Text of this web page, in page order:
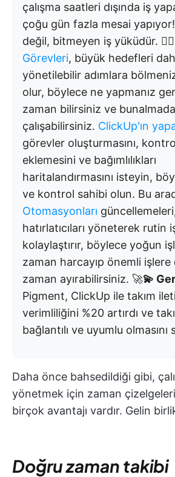
çalışma saatleri dışında iş
çoğu gün fazla mesai
değil, bitmeyen iş yüküdür. 😵‍💫
Görevleri, büyük hedefleri
yönetilebilir adımlara
olur, böylece ne yapmanız
zaman bilirsiniz ve
çalışabilirsiniz. ClickUp'ın
görevler oluşturmasını,
eklemesini ve bağımlılıkları
haritalandırmasını isteyin,
ve kontrol sahibi olun. Bu
Otomasyonları
hatırlatıcıları yöneterek rutin
kolaylaştırır, böylece yoğun
zaman harcayıp önemli
zaman ayırabilirsiniz. 🚀💫
Pigment, ClickUp ile takım
verimliliğini %20 artırdı ve
bağlantılı ve uyumlu olmasını
Daha önce bahsedildiği gibi,
yönetmek için zaman
birçok avantajı vardır. Gelin
Doğru zaman takibi